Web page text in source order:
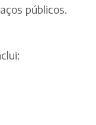
públicos.